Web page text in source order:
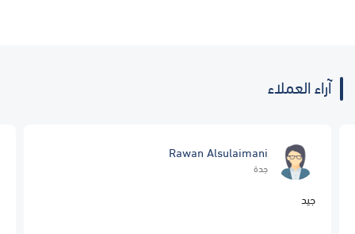
آراء العملاء
Rawan Alsulaimani
جدة
جيد